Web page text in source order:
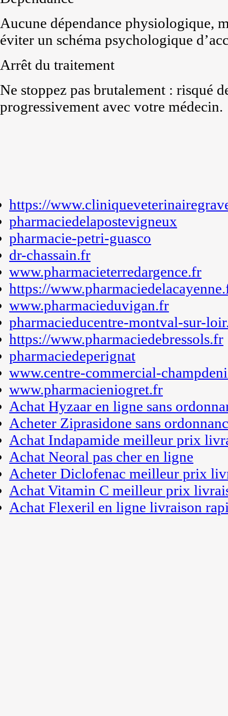
Aucune dépendance physiologique,
éviter un schéma psychologique
Arrêt du traitement
Ne stoppez pas brutalement : risqué
progressivement avec votre médecin.
https://
pharmaciedelapostevigneux
pharmacie-petri-guasco
dr-chassain.fr
www.pharmacieterredargence.fr
https://
www.pharmacieduvigan.fr
pharmacieducentre-montval-sur-
https://www.pharmaciedebressols.fr
pharmaciedeperignat
www.centre-commercial-
www.pharmacieniogret.fr
Achat Hyzaar en ligne sans
Acheter Ziprasidone sans
Achat Indapamide meilleur prix
Achat Neoral pas cher en ligne
Acheter Diclofenac meilleur prix
Achat Vitamin C meilleur prix
Achat Flexeril en ligne livraison